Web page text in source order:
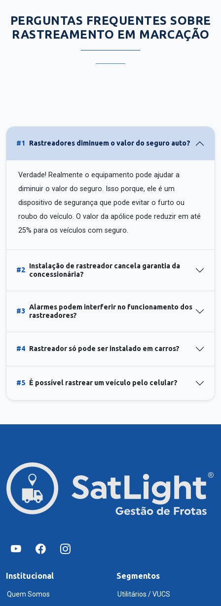
PERGUNTAS FREQUENTES SOBRE
RASTREAMENTO EM MARCAÇÃO
#1 Rastreadores diminuem o valor do seguro auto?
Verdade! Realmente o equipamento pode ajudar a
diminuir o valor do seguro. Isso porque, ele é um
dispositivo de segurança que pode evitar o furto ou
roubo do veículo. O valor da apólice pode reduzir em até
25% para os veículos com seguro.
#2
Instalação de rastreador cancela garantia da
concessionária?
#3
Alarmes podem interferir no funcionamento dos
rastreadores?
#4 Rastreador só pode ser instalado em carros?
#5 É possível rastrear um veículo pelo celular?
Institucional
Quem Somos
Segmentos
Utilitários / VUCS